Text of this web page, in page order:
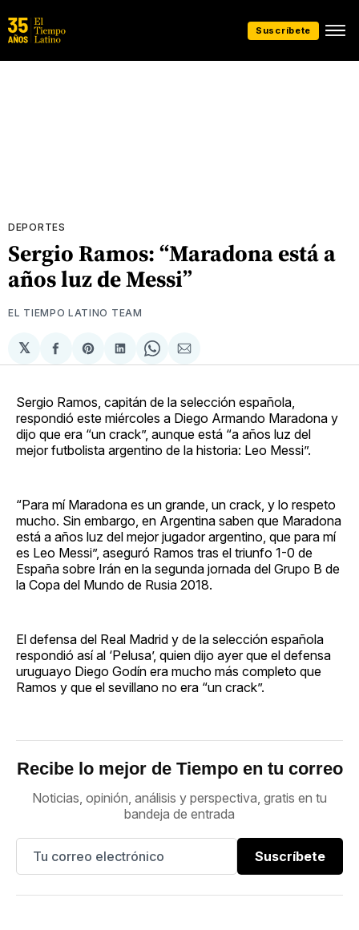
Suscríbete
DEPORTES
Sergio Ramos: “Maradona está a
años luz de Messi”
EL TIEMPO LATINO TEAM
𝕏
Compartir
en
Share
on
Compartir
en
Share
on
Compartir
via
Sergio Ramos, capitán de la selección española,
respondió este miércoles a Diego Armando Maradona y
dijo que era “un crack”, aunque está “a años luz del
mejor futbolista argentino de la historia: Leo Messi”.
“Para mí Maradona es un grande, un crack, y lo respeto
mucho. Sin embargo, en Argentina saben que Maradona
está a años luz del mejor jugador argentino, que para mí
es Leo Messi”, aseguró Ramos tras el triunfo 1-0 de
España sobre Irán en la segunda jornada del Grupo B de
la Copa del Mundo de Rusia 2018.
El defensa del Real Madrid y de la selección española
respondió así al ‘Pelusa’, quien dijo ayer que el defensa
uruguayo Diego Godín era mucho más completo que
Ramos y que el sevillano no era “un crack”.
Recibe lo mejor de Tiempo en tu correo
Noticias, opinión, análisis y perspectiva, gratis en tu
bandeja de entrada
Suscríbete